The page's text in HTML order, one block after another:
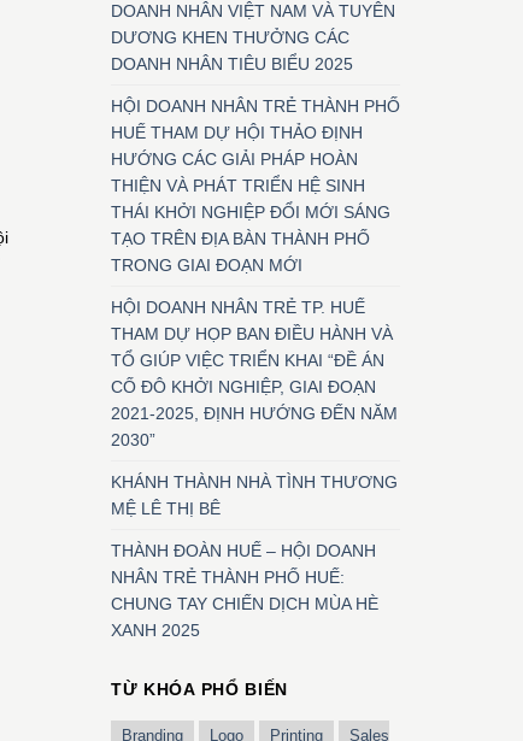
DOANH NHÂN VIỆT NAM VÀ TUYÊN
DƯƠNG KHEN THƯỞNG CÁC
DOANH NHÂN TIÊU BIỂU 2025
HỘI DOANH NHÂN TRẺ THÀNH PHỐ
HUẾ THAM DỰ HỘI THẢO ĐỊNH
HƯỚNG CÁC GIẢI PHÁP HOÀN
THIỆN VÀ PHÁT TRIỂN HỆ SINH
THÁI KHỞI NGHIỆP ĐỔI MỚI SÁNG
TẠO TRÊN ĐỊA BÀN THÀNH PHỐ
TRONG GIAI ĐOẠN MỚI
HỘI DOANH NHÂN TRẺ TP. HUẾ
THAM DỰ HỌP BAN ĐIỀU HÀNH VÀ
TỔ GIÚP VIỆC TRIỂN KHAI “ĐỀ ÁN
CỐ ĐÔ KHỞI NGHIỆP, GIAI ĐOẠN
2021-2025, ĐỊNH HƯỚNG ĐẾN NĂM
2030”
KHÁNH THÀNH NHÀ TÌNH THƯƠNG
MỆ LÊ THỊ BÊ
THÀNH ĐOÀN HUẾ – HỘI DOANH
NHÂN TRẺ THÀNH PHỐ HUẾ:
CHUNG TAY CHIẾN DỊCH MÙA HÈ
XANH 2025
TỪ KHÓA PHỔ BIẾN
Branding Logo Printing
Sales